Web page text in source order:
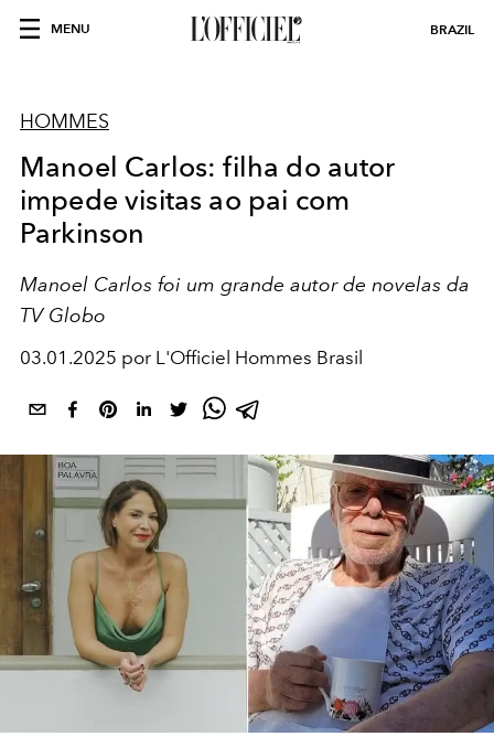
MENU BRAZIL
HOMMES
Manoel Carlos: filha do autor
impede visitas ao pai com
Parkinson
Manoel Carlos foi um grande autor de novelas da
TV Globo
03.01.2025 por L'Officiel Hommes Brasil